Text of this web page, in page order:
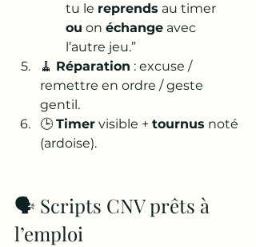
tu le reprends au timer
ou on échange avec
l’autre jeu.”
🧹 Réparation : excuse /
remettre en ordre / geste
gentil.
🕒 Timer visible + tournus noté
(ardoise).
🗣️ Scripts CNV prêts à
l’emploi